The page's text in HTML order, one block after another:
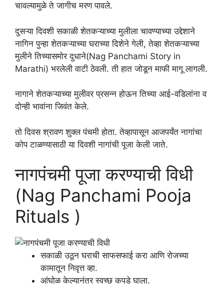
चावल्यामुळे ते जागीच मरण पावले.
दुसऱ्या दिवशी सकाळी शेतकऱ्याच्या मुलीला चावण्याच्या उद्देशाने
नागिन पुन्हा शेतकऱ्याच्या घराच्या दिशेने गेली, तेव्हा शेतकऱ्याच्या
मुलीने तिच्यासमोर दुधाने(Nag Panchami Story in
Marathi) भरलेली वाटी ठेवली. ती हात जोडून माफी मागू लागली.
नागाने शेतकऱ्याच्या मुलीवर प्रसन्न होऊन तिच्या आई-वडिलांना व
दोन्ही भावांना जिवंत केले.
तो दिवस श्रावण शुक्ल पंचमी होता. तेव्हापासून आजपर्यंत नागांचा
कोप टाळण्यासाठी या दिवशी नागांची पूजा केली जाते.
नागपंचमी पूजा करण्याची विधी
(Nag Panchami Pooja
Rituals )
सकाळी उठून घराची साफसफाई करा आणि रोजच्या
कामातून निवृत्त व्हा.
आंघोळ केल्यानंतर स्वच्छ कपडे घाला.